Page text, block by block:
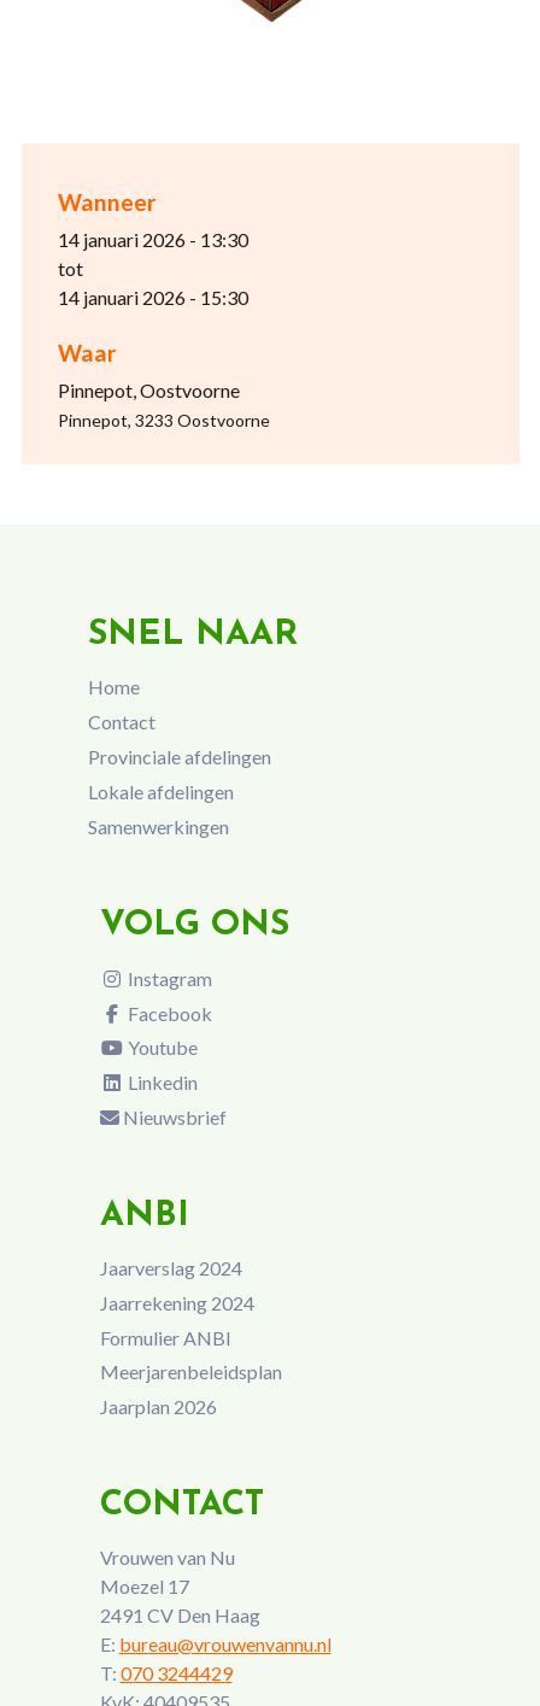
Wanneer
14 januari 2026 - 13:30
tot
14 januari 2026 - 15:30
Waar
Pinnepot, Oostvoorne
Pinnepot, 3233 Oostvoorne
SNEL NAAR
Home
Contact
Provinciale afdelingen
Lokale afdelingen
Samenwerkingen
VOLG ONS
Instagram
Facebook
Youtube
Linkedin
Nieuwsbrief
ANBI
Jaarverslag 2024
Jaarrekening 2024
Formulier ANBI
Meerjarenbeleidsplan
Jaarplan 2026
CONTACT
Vrouwen van Nu
Moezel 17
2491 CV Den Haag
E: bureau@vrouwenvannu.nl
T: 070 3244429